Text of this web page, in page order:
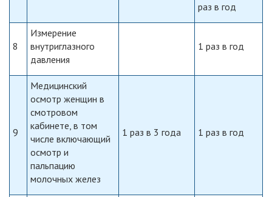
раз в год
8
Измерение
внутриглазного
давления
1 раз в год
9
Медицинский
осмотр женщин в
смотровом
кабинете, в том
числе включающий
осмотр и
пальпацию
молочных желез
1 раз в 3 года 1 раз в год